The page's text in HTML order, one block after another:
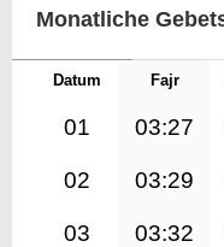
Monatliche
Datum Fajr
01 03:27
02 03:29
03 03:32